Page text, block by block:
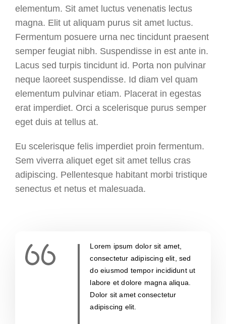
elementum. Sit amet luctus venenatis lectus
magna. Elit ut aliquam purus sit amet luctus.
Fermentum posuere urna nec tincidunt praesent
semper feugiat nibh. Suspendisse in est ante in.
Lacus sed turpis tincidunt id. Porta non pulvinar
neque laoreet suspendisse. Id diam vel quam
elementum pulvinar etiam. Placerat in egestas
erat imperdiet. Orci a scelerisque purus semper
eget duis at tellus at.
Eu scelerisque felis imperdiet proin fermentum.
Sem viverra aliquet eget sit amet tellus cras
adipiscing. Pellentesque habitant morbi tristique
senectus et netus et malesuada.
Lorem ipsum dolor sit amet,
consectetur adipiscing elit, sed
do eiusmod tempor incididunt ut
labore et dolore magna aliqua.
Dolor sit amet consectetur
adipiscing elit.